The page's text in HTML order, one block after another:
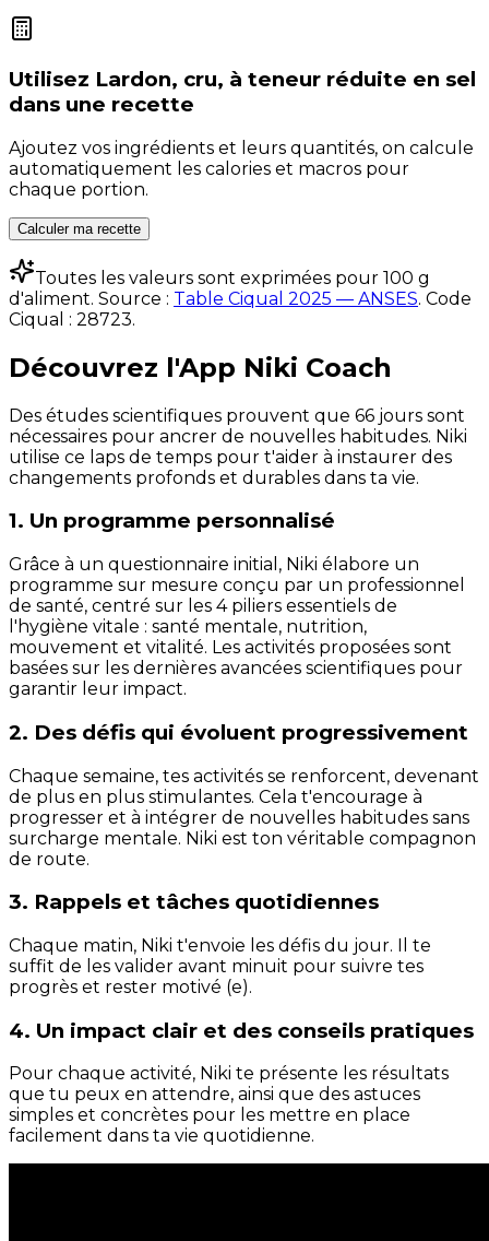
Utilisez Lardon, cru, à teneur réduite en sel
dans une recette
Ajoutez vos ingrédients et leurs quantités, on calcule
automatiquement les calories et macros pour
chaque portion.
Calculer ma recette
Toutes les valeurs sont exprimées pour 100 g
d'aliment. Source : Table Ciqual 2025 — ANSES. Code
Ciqual : 28723.
Découvrez l'App Niki Coach
Des études scientifiques prouvent que 66 jours sont
nécessaires pour ancrer de nouvelles habitudes. Niki
utilise ce laps de temps pour t'aider à instaurer des
changements profonds et durables dans ta vie.
1. Un programme personnalisé
Grâce à un questionnaire initial, Niki élabore un
programme sur mesure conçu par un professionnel
de santé, centré sur les 4 piliers essentiels de
l'hygiène vitale : santé mentale, nutrition,
mouvement et vitalité. Les activités proposées sont
basées sur les dernières avancées scientifiques pour
garantir leur impact.
2. Des défis qui évoluent progressivement
Chaque semaine, tes activités se renforcent, devenant
de plus en plus stimulantes. Cela t'encourage à
progresser et à intégrer de nouvelles habitudes sans
surcharge mentale. Niki est ton véritable compagnon
de route.
3. Rappels et tâches quotidiennes
Chaque matin, Niki t'envoie les défis du jour. Il te
suffit de les valider avant minuit pour suivre tes
progrès et rester motivé (e).
4. Un impact clair et des conseils pratiques
Pour chaque activité, Niki te présente les résultats
que tu peux en attendre, ainsi que des astuces
simples et concrètes pour les mettre en place
facilement dans ta vie quotidienne.